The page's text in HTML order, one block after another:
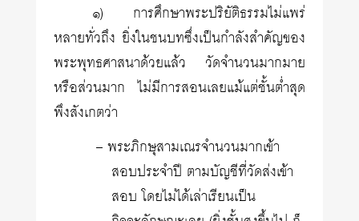
๑) การศึกษาพระปริยัติธรรมไม่แพร่
หลายทั่วถึง ยิ่งในชนบทซึ่งเป็นกำลังสำคัญของ
พระพุทธศาสนาด้วยแล้ว วัดจำนวนมากมาย
หรือส่วนมาก ไม่มีการสอนเลยแม้แต่ชั้นต่ำสุด
พึงสังเกตว่า
– พระภิกษุสามเณรจำนวนมากเข้า
สอบประจำปี ตามบัญชีที่วัดส่งเข้า
สอบ โดยไม่ได้เล่าเรียนเป็น